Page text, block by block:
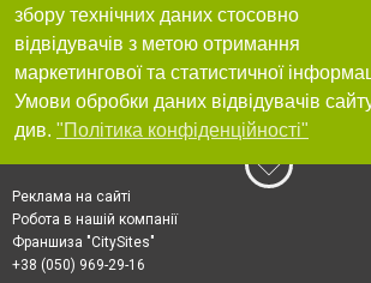
збору технічних даних стосовно
відвідувачів з метою отримання
маркетингової та статистичної
Умови обробки даних відвідувачів
див. "Політика конфіденційності"
Реклама на сайті
Робота в нашій компанії
Франшиза "CitySites"
+38 (050) 969-29-16